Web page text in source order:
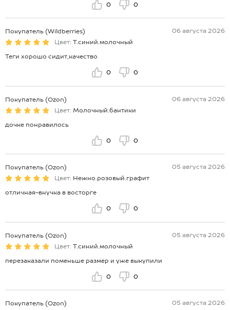
0 0
Покупатель (Wildberries)
06 августа 2026
Цвет: Т.синий.молочный
Теги хорошо сидит,качество
0 0
Покупатель (Ozon)
06 августа 2026
Цвет: Молочный.бантики
дочке понравилось
0 0
Покупатель (Ozon)
05 августа 2026
Цвет: Нежно.розовый.графит
отличная-внучка в восторге
0 0
Покупатель (Ozon)
05 августа 2026
Цвет: Т.синий.молочный
перезаказали поменьше размер и уже выкупили
0 0
Покупатель (Ozon)
05 августа 2026